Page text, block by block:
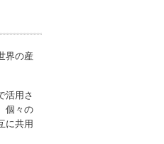
界の産
活用さ
個々の
に共用